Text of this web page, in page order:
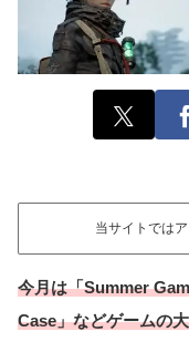
当サイトでは
今月は「Summer
Case」などゲームの